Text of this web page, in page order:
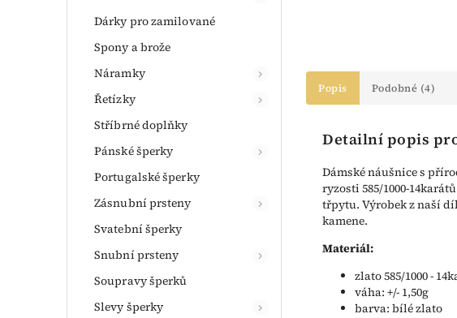
Dárky pro zamilované
Spony a brože
Náramky
Řetízky
Stříbrné doplňky
Pánské šperky
Portugalské šperky
Zásnubní prsteny
Svatební šperky
Snubní prsteny
Soupravy šperků
Slevy šperky
Popis Podobné (4)
Detailní popis
Dámské náušnice s
ryzosti 585/1000-
třpytu. Výrobek z naší
kamene.
Materiál:
zlato 585/1000 -
váha: +/- 1,50g
barva: bílé zlato